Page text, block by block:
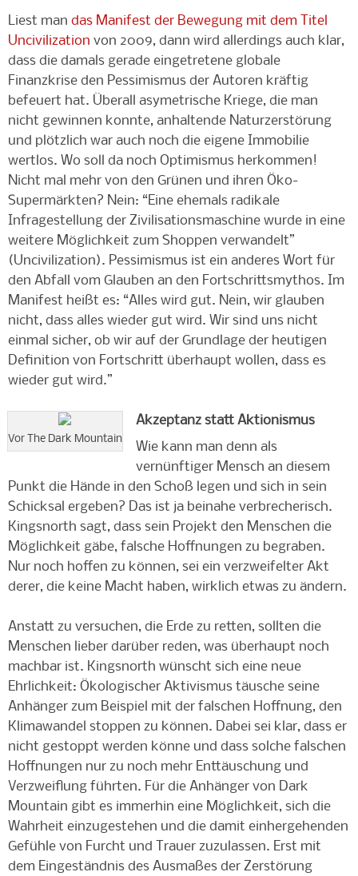
Liest man das Manifest der Bewegung mit dem Titel
Uncivilization von 2009, dann wird allerdings auch klar,
dass die damals gerade eingetretene globale
Finanzkrise den Pessimismus der Autoren kräftig
befeuert hat. Überall asymetrische Kriege, die man
nicht gewinnen konnte, anhaltende Naturzerstörung
und plötzlich war auch noch die eigene Immobilie
wertlos. Wo soll da noch Optimismus herkommen!
Nicht mal mehr von den Grünen und ihren Öko-
Supermärkten? Nein: “Eine ehemals radikale
Infragestellung der Zivilisationsmaschine wurde in eine
weitere Möglichkeit zum Shoppen verwandelt”
(Uncivilization). Pessimismus ist ein anderes Wort für
den Abfall vom Glauben an den Fortschrittsmythos. Im
Manifest heißt es: “Alles wird gut. Nein, wir glauben
nicht, dass alles wieder gut wird. Wir sind uns nicht
einmal sicher, ob wir auf der Grundlage der heutigen
Definition von Fortschritt überhaupt wollen, dass es
wieder gut wird.”
Vor The Dark Mountain
Akzeptanz statt Aktionismus
Wie kann man denn als
vernünftiger Mensch an diesem
Punkt die Hände in den Schoß legen und sich in sein
Schicksal ergeben? Das ist ja beinahe verbrecherisch.
Kingsnorth sagt, dass sein Projekt den Menschen die
Möglichkeit gäbe, falsche Hoffnungen zu begraben.
Nur noch hoffen zu können, sei ein verzweifelter Akt
derer, die keine Macht haben, wirklich etwas zu ändern.
Anstatt zu versuchen, die Erde zu retten, sollten die
Menschen lieber darüber reden, was überhaupt noch
machbar ist. Kingsnorth wünscht sich eine neue
Ehrlichkeit: Ökologischer Aktivismus täusche seine
Anhänger zum Beispiel mit der falschen Hoffnung, den
Klimawandel stoppen zu können. Dabei sei klar, dass er
nicht gestoppt werden könne und dass solche falschen
Hoffnungen nur zu noch mehr Enttäuschung und
Verzweiflung führten. Für die Anhänger von Dark
Mountain gibt es immerhin eine Möglichkeit, sich die
Wahrheit einzugestehen und die damit einhergehenden
Gefühle von Furcht und Trauer zuzulassen. Erst mit
dem Eingeständnis des Ausmaßes der Zerstörung